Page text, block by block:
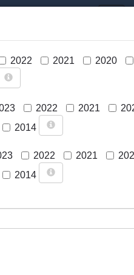
mapa
2022 2021
2020
2022 2021
2014
2022 2021
2014